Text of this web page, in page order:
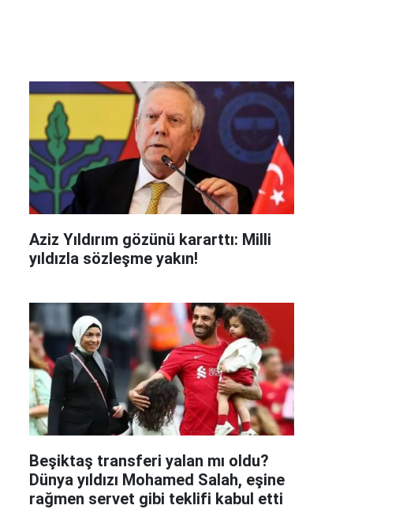
Aziz Yıldırım gözünü kararttı: Milli
yıldızla sözleşme yakın!
Beşiktaş transferi yalan mı oldu?
Dünya yıldızı Mohamed Salah, eşine
rağmen servet gibi teklifi kabul etti